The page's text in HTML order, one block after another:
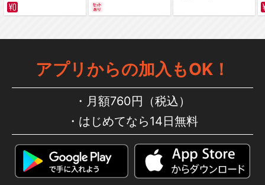
編～ カラー版
アプリからの加入もOK！
月額760円（税込）
はじめてなら14日無料